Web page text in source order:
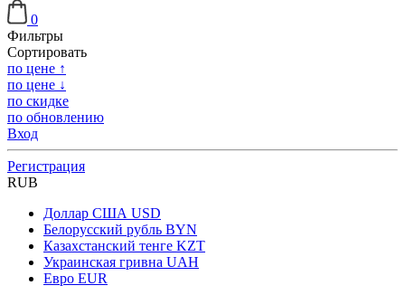
0
Фильтры
Сортировать
по цене ↑
по цене ↓
по скидке
по обновлению
Вход
Регистрация
RUB
Доллар США USD
Белорусский рубль BYN
Казахстанский тенге KZT
Украинская гривна UAH
Евро EUR